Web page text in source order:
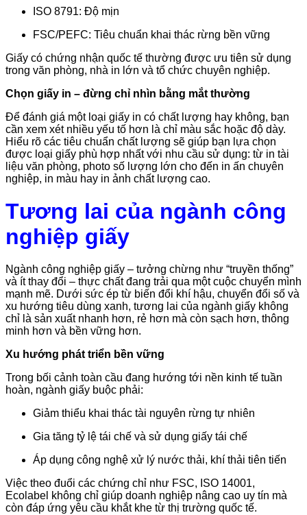
ISO 8791: Độ mịn
FSC/PEFC: Tiêu chuẩn khai thác rừng bền vững
Giấy có chứng nhận quốc tế thường được ưu tiên sử dụng
trong văn phòng, nhà in lớn và tổ chức chuyên nghiệp.
Chọn giấy in – đừng chỉ nhìn bằng mắt thường
Để đánh giá một loại giấy in có chất lượng hay không, bạn
cần xem xét nhiều yếu tố hơn là chỉ màu sắc hoặc độ dày.
Hiểu rõ các tiêu chuẩn chất lượng sẽ giúp bạn lựa chọn
được loại giấy phù hợp nhất với nhu cầu sử dụng: từ in tài
liệu văn phòng, photo số lượng lớn cho đến in ấn chuyên
nghiệp, in màu hay in ảnh chất lượng cao.
Tương lai của ngành công
nghiệp giấy
Ngành công nghiệp giấy – tưởng chừng như “truyền thống”
và ít thay đổi – thực chất đang trải qua một cuộc chuyển mình
mạnh mẽ. Dưới sức ép từ biến đổi khí hậu, chuyển đổi số và
xu hướng tiêu dùng xanh, tương lai của ngành giấy không
chỉ là sản xuất nhanh hơn, rẻ hơn mà còn sạch hơn, thông
minh hơn và bền vững hơn.
Xu hướng phát triển bền vững
Trong bối cảnh toàn cầu đang hướng tới nền kinh tế tuần
hoàn, ngành giấy buộc phải:
Giảm thiểu khai thác tài nguyên rừng tự nhiên
Gia tăng tỷ lệ tái chế và sử dụng giấy tái chế
Áp dụng công nghệ xử lý nước thải, khí thải tiên tiến
Việc theo đuổi các chứng chỉ như FSC, ISO 14001,
Ecolabel không chỉ giúp doanh nghiệp nâng cao uy tín mà
còn đáp ứng yêu cầu khắt khe từ thị trường quốc tế.